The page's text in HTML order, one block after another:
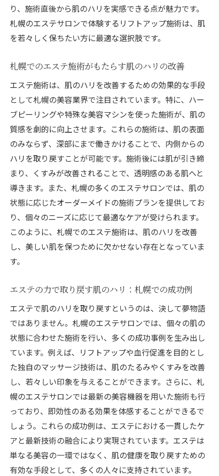
り、施術直後から肌のハリを実感できる点が魅力です。
札幌のエステサロンで体験するリフトアップ施術は、肌
を若々しく保ちたい方に最適な選択肢です。
札幌でのエステ施術がもたらす肌のハリの改善
エステ施術は、肌のハリを改善するための効果的な手段
として札幌の美容業界で注目されています。特に、ハー
ブピーリングや特殊な美容マシンを使った施術が、肌の
質感を劇的に向上させます。これらの施術は、肌の表面
のみならず、深部にまで働きかけることで、内側からの
ハリを取り戻すことが可能です。施術後には肌が引き締
まり、くすみが改善されることで、透明感のある肌へと
導きます。また、札幌の多くのエステサロンでは、肌の
状態に応じたオーダーメイドの施術プランを提供してお
り、個々のニーズに応じて最適なケアが受けられます。
このように、札幌でのエステ施術は、肌のハリを改善
し、美しい肌を保つために欠かせない存在となっていま
す。
エステの力で取り戻す肌のハリ：札幌での成功例
エステで肌のハリを取り戻すというのは、決して夢物語
ではありません。札幌のエステサロンでは、個々の肌の
状態に合わせた施術を行い、多くの成功事例を生み出し
ています。例えば、リフトアップや血行促進を目的とし
た独自のマッサージ技術は、肌のたるみやくすみを改善
し、若々しい印象を与えることができます。さらに、札
幌のエステサロンでは最新の美容機器を用いた施術も行
っており、即効性のある効果を体感することができるで
しょう。これらの成功例は、エステにおける一貫したケ
アと最新技術の融合により実現されています。エステは
単なる美容の一環ではなく、肌の健康を取り戻すための
有効な手段として、多くの人々に支持されています。